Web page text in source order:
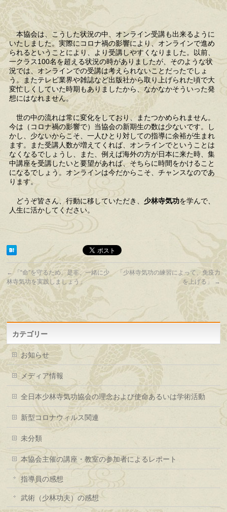
本協会は、こうした状況の中、オンライン受講も出来るように
いたしました。実際にコロナ禍の影響により、オンラインで進め
られるということにより、より受講しやすくなりました。以前、
一クラス100名を超える状況の時がありましたが、そのような状
況では、オンラインでの受講は考えられないことだったでしょ
う。またテレビ業界や雑誌など出版社から取り上げられた頃で大
変忙しくしていた時期もありましたから、なかなかそういった発
想にはなれません。
世の中の流れは常に変化をしており、またつかめられません。
今は（コロナ禍の影響で）当協会の新期生の数は少ないです。し
かし、少ないからこそ、一人ひとり対しての指導に余裕が生まれ
ます。また受講人数が増えてくれば、オンラインでということは
なくなるでしょうし、また、例えば海外の方が日本に来た時、集
中講座を受講したいと要望があれば、そちらに時間をかけること
になるでしょう。オンラインは今だからこそ、チャンスなのであ
ります。
どうぞ皆さん、行動に移していただき、少林寺気功を学んで、
人生に活かしてください。
←「“命”を守るため、是非、一緒に少
林寺気功を実践しましょう」
「少林寺気功の練習によって、免疫力
を上げる」
→
カテゴリー
お知らせ
メディア情報
全日本少林寺気功協会の理念および使命あるいは学術活動
新型コロナウィルス関連
未分類
本協会主催の講座・教室の参加者によるレポート
指導員の感想
武術（少林功夫）の感想